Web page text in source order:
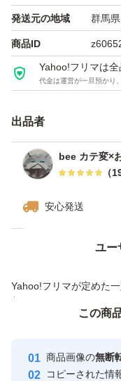
発送元の地域 群馬県
商品ID
Yahoo!フリマは
代金は運営が一旦預かり
出品者
bee カテ変×
（
安心発送
ユー
Yahoo!フリマが定めた
付与しています
安心取引出品者
価格の相談
この商
商品画像の無断
コピーされた情
この商品をみている